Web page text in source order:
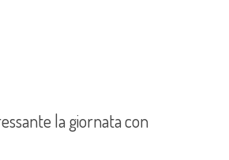
la giornata con